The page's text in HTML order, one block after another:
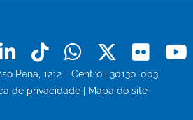
LinkedinTiktokWhatsapp
X Flickr
Pena, 1212 - Centro | 30130-003
de privacidade
Mapa do site